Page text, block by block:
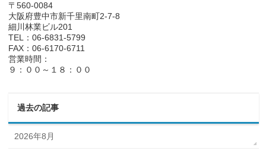
〒560-0084
大阪府豊中市新千里南町2-7-8
細川林業ビル201
TEL：06-6831-5799
FAX：06-6170-6711
営業時間：
９：００～１８：００
過去の記事
2026年8月